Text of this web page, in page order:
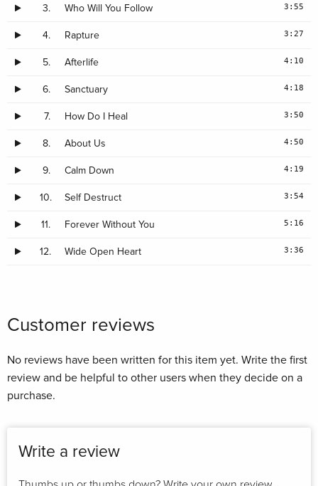
3. Who Will You Follow 3:55
4. Rapture 3:27
5. Afterlife 4:10
6. Sanctuary 4:18
7. How Do I Heal 3:50
8. About Us 4:50
9. Calm Down 4:19
10. Self Destruct 3:54
11. Forever Without You 5:16
12. Wide Open Heart 3:36
Customer reviews
No reviews have been written for this item yet. Write the first
review and be helpful to other users when they decide on a
purchase.
Write a review